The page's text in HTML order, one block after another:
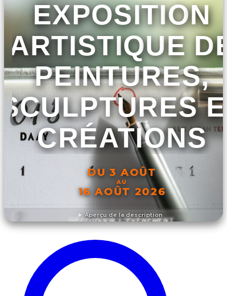
Aperçu de la description
EXPOSITION
ARTISTIQUE
PEINTURES,
SCULPTURES
CRÉATIONS
DU 3 AOÛT
AU
16 AOÛT 2026
DÉCOUVRIR L'ÉVÉNEMENT